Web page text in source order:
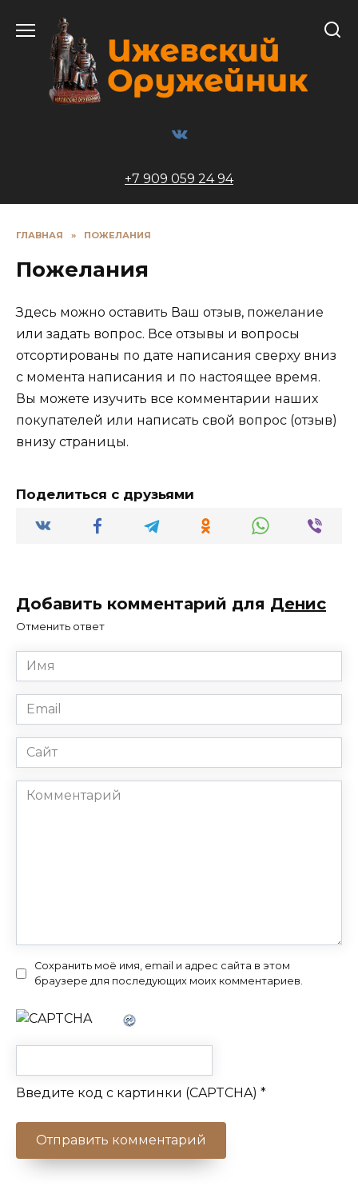
содержанию
+7 909 059 24 94
ГЛАВНАЯ » ПОЖЕЛАНИЯ
Пожелания
Здесь можно оставить Ваш отзыв, пожелание
или задать вопрос. Все отзывы и вопросы
отсортированы по дате написания сверху вниз
с момента написания и по настоящее время.
Вы можете изучить все комментарии наших
покупателей или написать свой вопрос (отзыв)
внизу страницы.
Поделиться с друзьями
Добавить комментарий для Денис
Отменить ответ
Имя
*
Email
*
Сайт
Комментарий
Сохранить моё имя, email и адрес сайта в этом
браузере для последующих моих комментариев.
Введите код с картинки (CAPTCHA) *